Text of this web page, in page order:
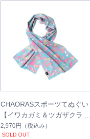
CHAORASスポーツてぬぐい
【イワカガミ＆ツガザクラ】
2,970円 （税込み）
SOLD OUT